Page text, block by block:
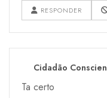
RESPONDER
Cidadão
Ta certo